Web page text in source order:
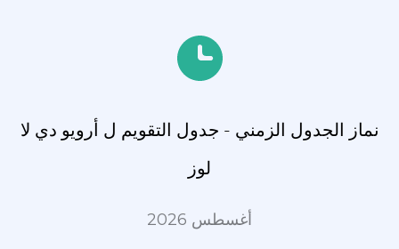
نماز الجدول الزمني - جدول التقويم ل أرويو دي لا
لوز
أغسطس 2026